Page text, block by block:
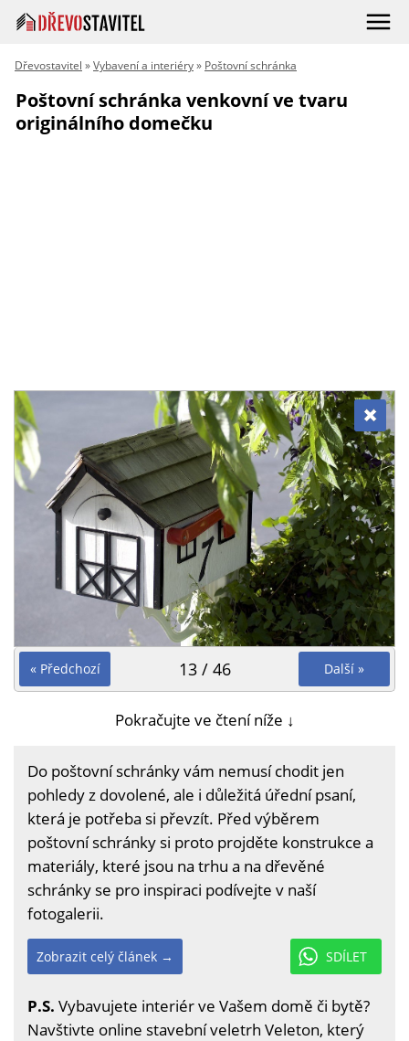
Dřevostavitel »Vybavení a interiéry» Poštovní schránka
Poštovní schránka venkovní ve tvaru
originálního domečku
« Předchozí Další »
13 / 46
Pokračujte ve čtení níže ↓
Do poštovní schránky vám nemusí chodit jen
pohledy z dovolené, ale i důležitá úřední psaní,
která je potřeba si převzít. Před výběrem
poštovní schránky si proto projděte konstrukce a
materiály, které jsou na trhu a na dřevěné
schránky se pro inspiraci podívejte v naší
fotogalerii.
SDÍLET
Zobrazit celý článek →
P.S. Vybavujete interiér ve Vašem domě či bytě?
Navštivte online stavební veletrh Veleton, který